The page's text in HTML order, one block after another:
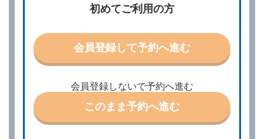
当社は、借受人から予約の申込みがあったときは、原
則として、当社の保有するレンタカーの範囲内で予約
特に認める場合を除き、別に定める予約申込金を支払
うものとします。
第３条（予約の変更）
借受人は、前条第１項の借受条件を変更しようとする
ときは、あらかじめ当社の承諾を受けなければならな
いものとします。
第４条（予約の取消し等）
初めてご利用の方
会員登録して予約へ進む
会員登録しないで予約へ進む
このまま予約へ進む